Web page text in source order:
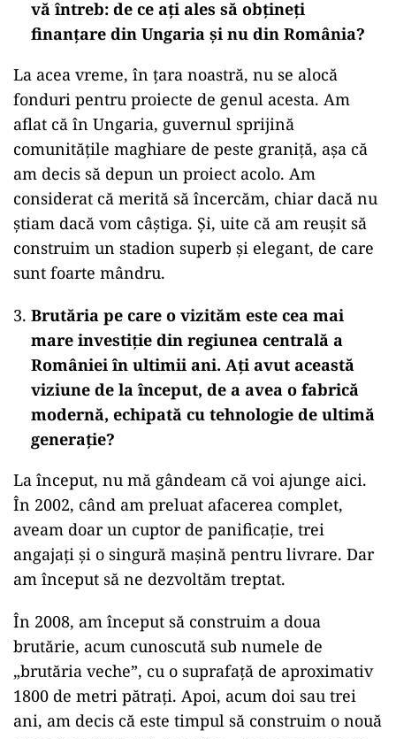
vă întreb: de ce ați ales să obțineți
finanțare din Ungaria și nu din România?
La acea vreme, în țara noastră, nu se alocă
fonduri pentru proiecte de genul acesta. Am
aflat că în Ungaria, guvernul sprijină
comunitățile maghiare de peste graniță, așa că
am decis să depun un proiect acolo. Am
considerat că merită să încercăm, chiar dacă nu
știam dacă vom câștiga. Și, uite că am reușit să
construim un stadion superb și elegant, de care
sunt foarte mândru.
Brutăria pe care o vizităm este cea mai
mare investiție din regiunea centrală a
României în ultimii ani. Ați avut această
viziune de la început, de a avea o fabrică
modernă, echipată cu tehnologie de ultimă
generație?
La început, nu mă gândeam că voi ajunge aici.
În 2002, când am preluat afacerea complet,
aveam doar un cuptor de panificație, trei
angajați și o singură mașină pentru livrare. Dar
am început să ne dezvoltăm treptat.
În 2008, am început să construim a doua
brutărie, acum cunoscută sub numele de
„brutăria veche”, cu o suprafață de aproximativ
1800 de metri pătrați. Apoi, acum doi sau trei
ani, am decis că este timpul să construim o nouă